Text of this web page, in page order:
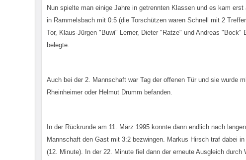
Nun spielte man einige Jahre in getrennten Klassen und es kam
in Rammelsbach mit 0:5 (die Torschützen waren Schnell mit 2
Tor, Klaus-Jürgen "Buwi" Lerner, Dieter "Ratze" und Andreas
belegte.
Auch bei der 2. Mannschaft war Tag der offenen Tür und sie wurde
Rheinheimer oder Helmut Drumm befanden.
In der Rückrunde am 11. März 1995 konnte dann endlich nach
Mannschaft den Gast mit 3:2 bezwingen. Markus Hirsch traf dabei
(12. Minute). In der 22. Minute fiel dann der erneute Ausgleich